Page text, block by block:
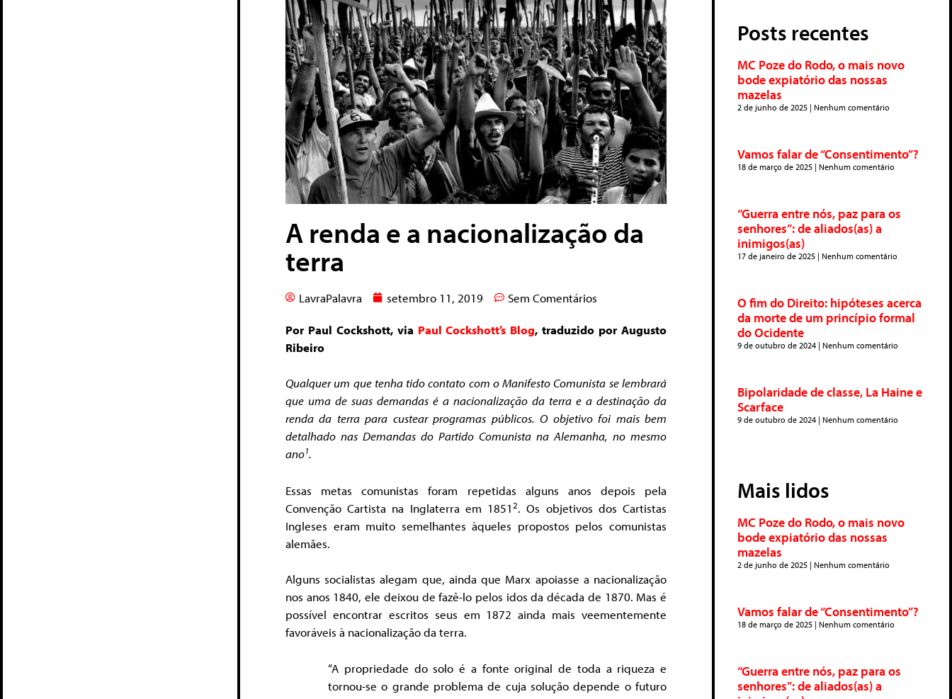
A renda e a nacionalização da
terra
LavraPalavra setembro 11, 2019 Sem Comentários
Por Paul Cockshott, via Paul Cockshott’s Blog, traduzido por Augusto
Ribeiro
Qualquer um que tenha tido contato com o Manifesto Comunista se lembrará
que uma de suas demandas é a nacionalização da terra e a destinação da
renda da terra para custear programas públicos. O objetivo foi mais bem
detalhado nas Demandas do Partido Comunista na Alemanha, no mesmo
ano1.
Essas metas comunistas foram repetidas alguns anos depois pela
Convenção Cartista na Inglaterra em 18512. Os objetivos dos Cartistas
Ingleses eram muito semelhantes àqueles propostos pelos comunistas
alemães.
Alguns socialistas alegam que, ainda que Marx apoiasse a nacionalização
nos anos 1840, ele deixou de fazê-lo pelos idos da década de 1870. Mas é
possível encontrar escritos seus em 1872 ainda mais veementemente
favoráveis à nacionalização da terra.
“A propriedade do solo é a fonte original de toda a riqueza e
tornou-se o grande problema de cuja solução depende o futuro
Posts recentes
MC Poze do Rodo, o mais novo
bode expiatório das nossas
mazelas
2 de junho de 2025 Nenhum comentário
Vamos falar de “Consentimento”?
18 de março de 2025 Nenhum comentário
“Guerra entre nós, paz para os
senhores”: de aliados(as) a
inimigos(as)
17 de janeiro de 2025 Nenhum comentário
O fim do Direito: hipóteses acerca
da morte de um princípio formal
do Ocidente
9 de outubro de 2024 Nenhum comentário
Bipolaridade de classe, La Haine e
Scarface
9 de outubro de 2024 Nenhum comentário
Mais lidos
MC Poze do Rodo, o mais novo
bode expiatório das nossas
mazelas
2 de junho de 2025 Nenhum comentário
Vamos falar de “Consentimento”?
18 de março de 2025 Nenhum comentário
“Guerra entre nós, paz para os
senhores”: de aliados(as) a